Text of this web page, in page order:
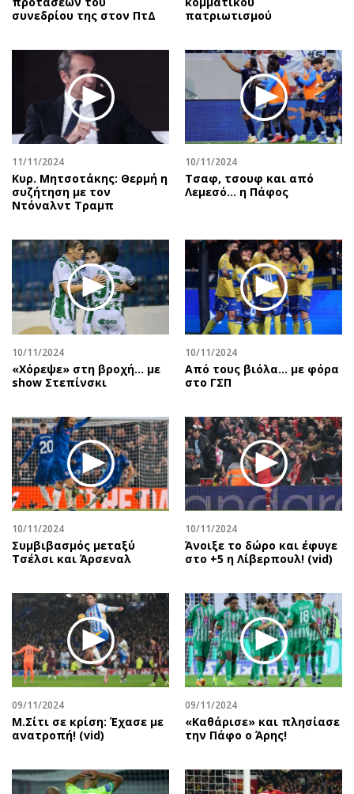
συνεδρίου της στον ΠτΔ
πατριωτισμού
11/11/2024
Κυρ. Μητσοτάκης: Θερμή η
συζήτηση με τον
Ντόναλντ Τραμπ
10/11/2024
Τσαφ, τσουφ και από
Λεμεσό... η Πάφος
10/11/2024
«Χόρεψε» στη βροχή… με
show Στεπίνσκι
10/11/2024
Από τους βιόλα... με φόρα
στο ΓΣΠ
10/11/2024
Συμβιβασμός μεταξύ
Τσέλσι και Άρσεναλ
10/11/2024
Άνοιξε το δώρο και έφυγε
στο +5 η Λίβερπουλ! (vid)
09/11/2024
Μ.Σίτι σε κρίση: Έχασε με
ανατροπή! (vid)
09/11/2024
«Καθάρισε» και πλησίασε
την Πάφο ο Άρης!